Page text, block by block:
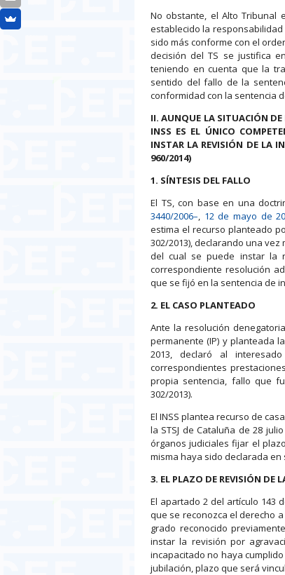
No obstante, el Alto Tribunal
establecido la
sido más conforme con el
decisión del TS se justifica
teniendo en cuenta que la
sentido del fallo de la
conformidad con la sentencia
II. AUNQUE LA SITUACIÓN DE
INSS ES EL ÚNICO
INSTAR LA REVISIÓN DE LA
960/2014)
1. SÍNTESIS DEL FALLO
El TS, con base en una
3440/2006–
12 de mayo de
estima el recurso planteado
302/2013), declarando una
del cual se puede instar la
correspondiente resolución
que se fijó en la sentencia de
2. EL CASO PLANTEADO
Ante la resolución
permanente (IP) y planteada
2013, declaró al
correspondientes
propia sentencia, fallo que
302/2013).
El INSS plantea recurso de
la STSJ de Cataluña de 28
órganos judiciales fijar el
misma haya sido declarada en
3. EL PLAZO DE REVISIÓN DE
El apartado 2 del artículo 143
que se reconozca el derecho
grado reconocido
instar la revisión por
incapacitado no haya
jubilación, plazo que será